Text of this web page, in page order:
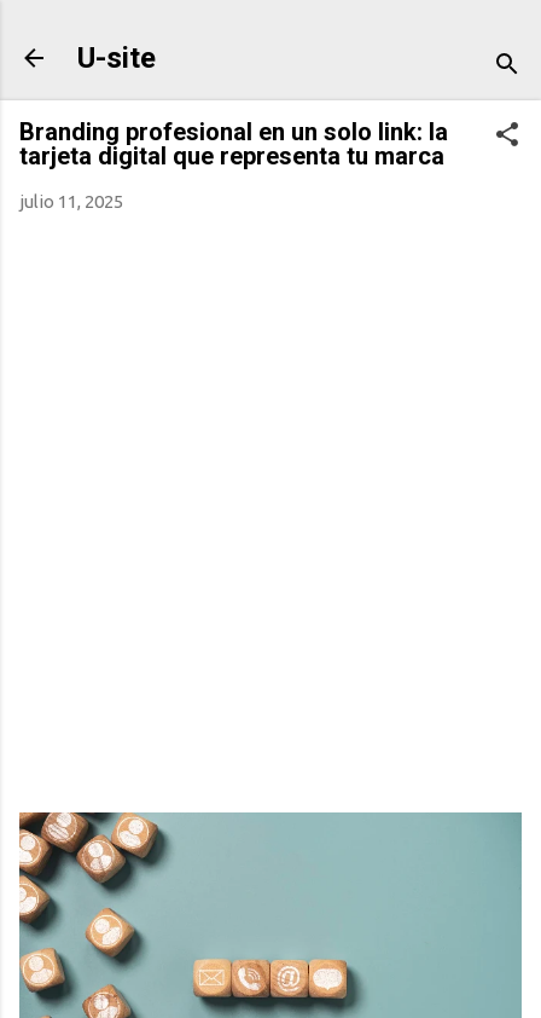
U-site
Branding profesional en un solo link: la
tarjeta digital que representa tu marca
julio 11, 2025